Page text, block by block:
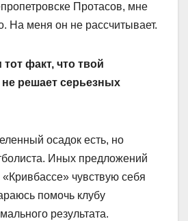
Протасов, мне
На меня он не рассчитывает.
тот факт, что твой
решает серьезных
осадок есть, но
Иных предложений
чувствую себя
помочь клубу
результата.